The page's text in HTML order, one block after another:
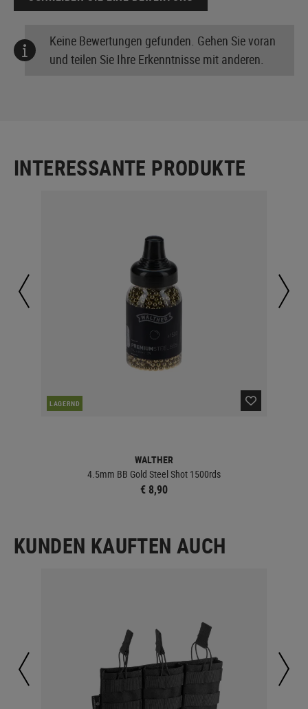
Keine Bewertungen gefunden. Gehen Sie voran
und teilen Sie Ihre Erkenntnisse mit anderen.
INTERESSANTE PRODUKTE
LAGERND
WALTHER
4.5mm BB Gold Steel Shot 1500rds
€ 8,90
KUNDEN KAUFTEN AUCH